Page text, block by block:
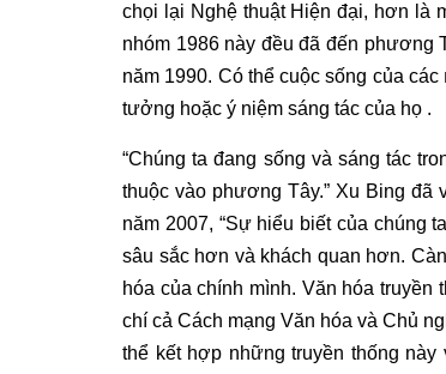
chọi lại Nghệ thuật Hiện đại, hơn là
nhóm 1986 này đều đã đến phương
năm 1990. Có thể cuộc sống của các
tưởng hoặc ý niệm sáng tác của họ .
“Chúng ta đang sống và sáng tác
thuộc vào phương Tây.” Xu Bing đã
năm 2007, “Sự hiểu biết của chúng
sâu sắc hơn và khách quan hơn.
hóa của chính mình. Văn hóa truyền
chí cả Cách mạng Văn hóa và Chủ
thể kết hợp những truyền thống